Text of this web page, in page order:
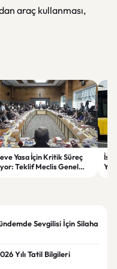
araç kullanması,
Yasa İçin Kritik Süreç
Teklif Meclis Genel
Sevgilisi İçin Silaha
Yılı Tatil Bilgileri